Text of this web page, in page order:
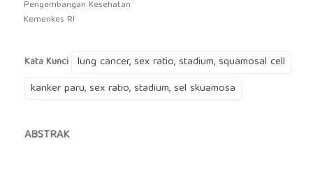
Pengembangan Kesehatan
Kemenkes RI
Kata Kunci lung cancer, sex ratio, stadium, squamosal cell
kanker paru, sex ratio, stadium, sel skuamosa
ABSTRAK